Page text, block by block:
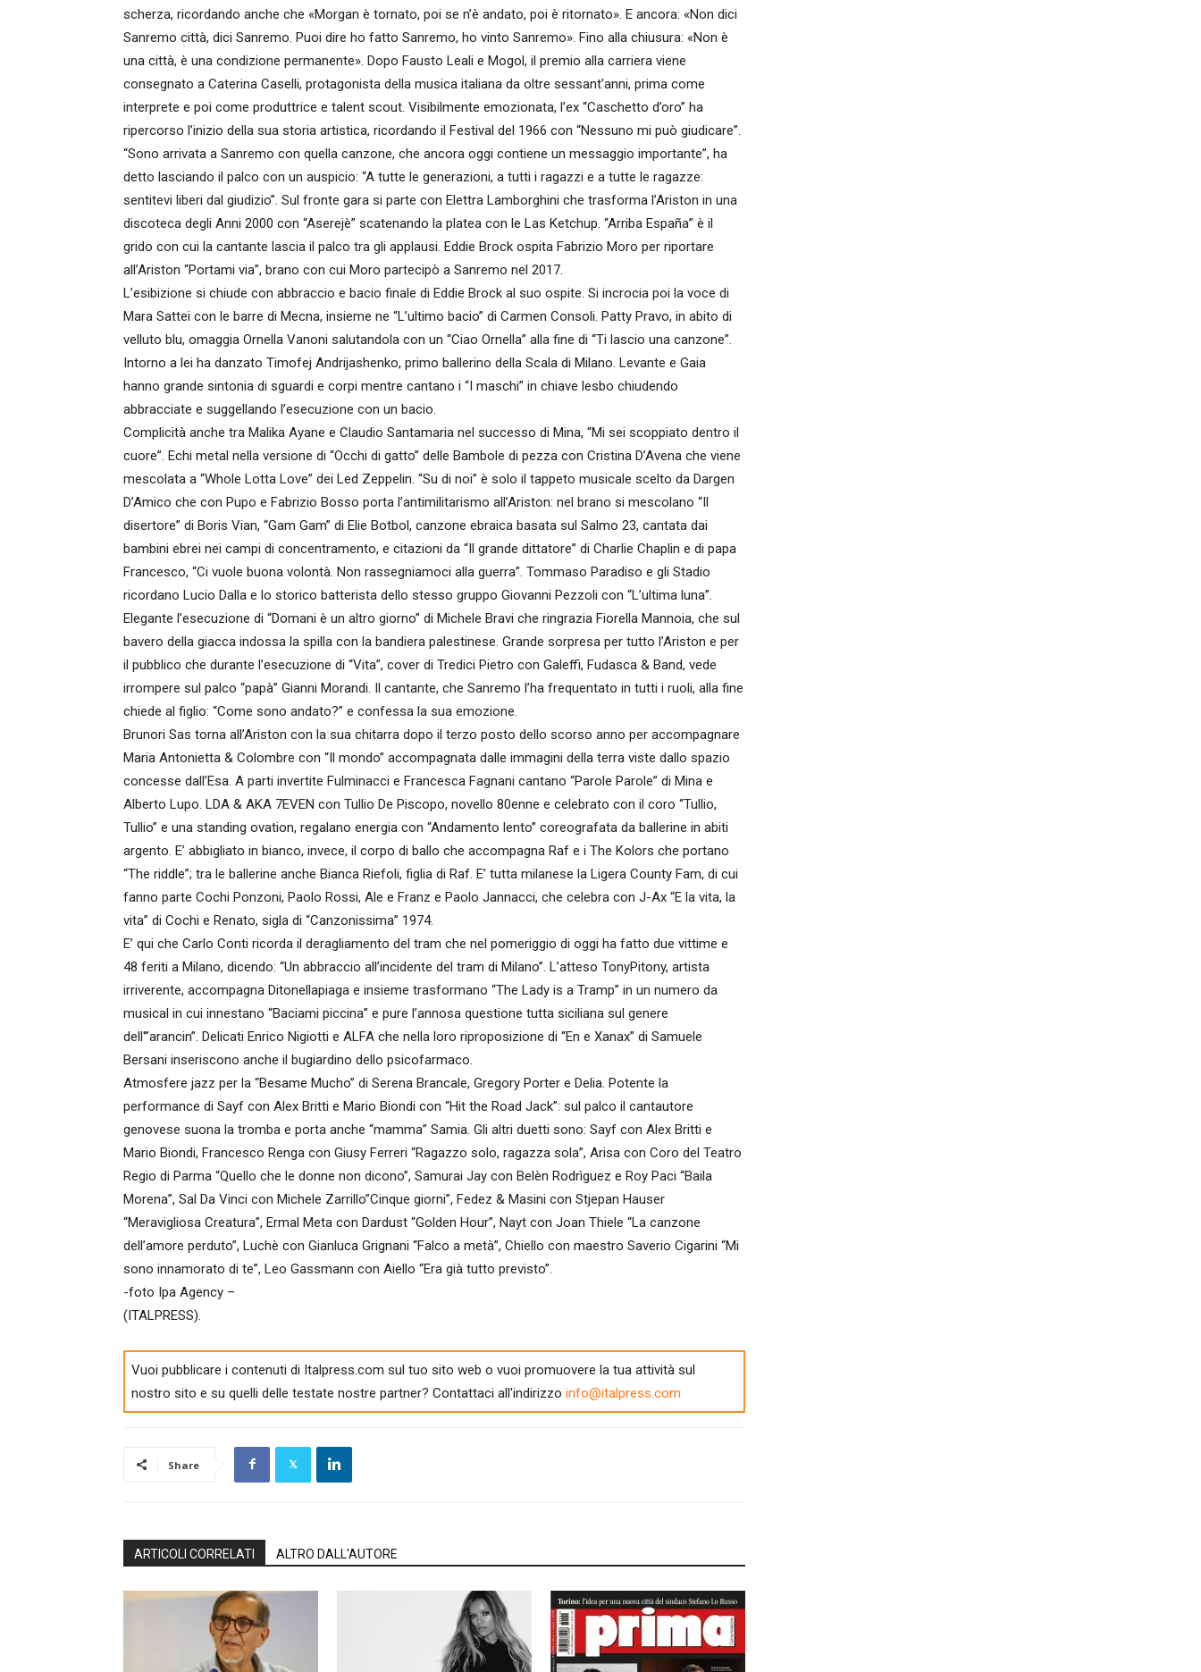
scherza, ricordando anche che «Morgan è tornato, poi se n’è andato, poi è ritornato». E ancora: «Non dici
Sanremo città, dici Sanremo. Puoi dire ho fatto Sanremo, ho vinto Sanremo». Fino alla chiusura: «Non è
una città, è una condizione permanente». Dopo Fausto Leali e Mogol, il premio alla carriera viene
consegnato a Caterina Caselli, protagonista della musica italiana da oltre sessant’anni, prima come
interprete e poi come produttrice e talent scout. Visibilmente emozionata, l’ex “Caschetto d’oro” ha
ripercorso l’inizio della sua storia artistica, ricordando il Festival del 1966 con “Nessuno mi può giudicare”.
“Sono arrivata a Sanremo con quella canzone, che ancora oggi contiene un messaggio importante”, ha
detto lasciando il palco con un auspicio: “A tutte le generazioni, a tutti i ragazzi e a tutte le ragazze:
sentitevi liberi dal giudizio”. Sul fronte gara si parte con Elettra Lamborghini che trasforma l’Ariston in una
discoteca degli Anni 2000 con “Aserejè” scatenando la platea con le Las Ketchup. “Arriba España” è il
grido con cui la cantante lascia il palco tra gli applausi. Eddie Brock ospita Fabrizio Moro per riportare
all’Ariston “Portami via”, brano con cui Moro partecipò a Sanremo nel 2017.
L’esibizione si chiude con abbraccio e bacio finale di Eddie Brock al suo ospite. Si incrocia poi la voce di
Mara Sattei con le barre di Mecna, insieme ne “L’ultimo bacio” di Carmen Consoli. Patty Pravo, in abito di
velluto blu, omaggia Ornella Vanoni salutandola con un “Ciao Ornella” alla fine di “Ti lascio una canzone”.
Intorno a lei ha danzato Timofej Andrijashenko, primo ballerino della Scala di Milano. Levante e Gaia
hanno grande sintonia di sguardi e corpi mentre cantano i “I maschi” in chiave lesbo chiudendo
abbracciate e suggellando l’esecuzione con un bacio.
Complicità anche tra Malika Ayane e Claudio Santamaria nel successo di Mina, “Mi sei scoppiato dentro il
cuore”. Echi metal nella versione di “Occhi di gatto” delle Bambole di pezza con Cristina D’Avena che viene
mescolata a “Whole Lotta Love” dei Led Zeppelin. “Su di noi” è solo il tappeto musicale scelto da Dargen
D’Amico che con Pupo e Fabrizio Bosso porta l’antimilitarismo all’Ariston: nel brano si mescolano “Il
disertore” di Boris Vian, “Gam Gam” di Elie Botbol, canzone ebraica basata sul Salmo 23, cantata dai
bambini ebrei nei campi di concentramento, e citazioni da “Il grande dittatore” di Charlie Chaplin e di papa
Francesco, “Ci vuole buona volontà. Non rassegniamoci alla guerra”. Tommaso Paradiso e gli Stadio
ricordano Lucio Dalla e lo storico batterista dello stesso gruppo Giovanni Pezzoli con “L’ultima luna”.
Elegante l’esecuzione di “Domani è un altro giorno” di Michele Bravi che ringrazia Fiorella Mannoia, che sul
bavero della giacca indossa la spilla con la bandiera palestinese. Grande sorpresa per tutto l’Ariston e per
il pubblico che durante l’esecuzione di “Vita”, cover di Tredici Pietro con Galeffi, Fudasca & Band, vede
irrompere sul palco “papà” Gianni Morandi. Il cantante, che Sanremo l’ha frequentato in tutti i ruoli, alla fine
chiede al figlio: “Come sono andato?” e confessa la sua emozione.
Brunori Sas torna all’Ariston con la sua chitarra dopo il terzo posto dello scorso anno per accompagnare
Maria Antonietta & Colombre con “Il mondo” accompagnata dalle immagini della terra viste dallo spazio
concesse dall’Esa. A parti invertite Fulminacci e Francesca Fagnani cantano “Parole Parole” di Mina e
Alberto Lupo. LDA & AKA 7EVEN con Tullio De Piscopo, novello 80enne e celebrato con il coro “Tullio,
Tullio” e una standing ovation, regalano energia con “Andamento lento” coreografata da ballerine in abiti
argento. E’ abbigliato in bianco, invece, il corpo di ballo che accompagna Raf e i The Kolors che portano
“The riddle”; tra le ballerine anche Bianca Riefoli, figlia di Raf. E’ tutta milanese la Ligera County Fam, di cui
fanno parte Cochi Ponzoni, Paolo Rossi, Ale e Franz e Paolo Jannacci, che celebra con J-Ax “E la vita, la
vita” di Cochi e Renato, sigla di “Canzonissima” 1974.
E’ qui che Carlo Conti ricorda il deragliamento del tram che nel pomeriggio di oggi ha fatto due vittime e
48 feriti a Milano, dicendo: “Un abbraccio all’incidente del tram di Milano”. L’atteso TonyPitony, artista
irriverente, accompagna Ditonellapiaga e insieme trasformano “The Lady is a Tramp” in un numero da
musical in cui innestano “Baciami piccina” e pure l’annosa questione tutta siciliana sul genere
dell'”arancin”. Delicati Enrico Nigiotti e ALFA che nella loro riproposizione di “En e Xanax” di Samuele
Bersani inseriscono anche il bugiardino dello psicofarmaco.
Atmosfere jazz per la “Besame Mucho” di Serena Brancale, Gregory Porter e Delia. Potente la
performance di Sayf con Alex Britti e Mario Biondi con “Hit the Road Jack”: sul palco il cantautore
genovese suona la tromba e porta anche “mamma” Samia. Gli altri duetti sono: Sayf con Alex Britti e
Mario Biondi, Francesco Renga con Giusy Ferreri “Ragazzo solo, ragazza sola”, Arisa con Coro del Teatro
Regio di Parma “Quello che le donne non dicono”, Samurai Jay con Belèn Rodrìguez e Roy Paci “Baila
Morena”, Sal Da Vinci con Michele Zarrillo”Cinque giorni”, Fedez & Masini con Stjepan Hauser
“Meravigliosa Creatura”, Ermal Meta con Dardust “Golden Hour”, Nayt con Joan Thiele “La canzone
dell’amore perduto”, Luchè con Gianluca Grignani “Falco a metà”, Chiello con maestro Saverio Cigarini “Mi
sono innamorato di te”, Leo Gassmann con Aiello “Era già tutto previsto”.
-foto Ipa Agency –
(ITALPRESS).
Vuoi pubblicare i contenuti di Italpress.com sul tuo sito web o vuoi promuovere la tua attività sul
nostro sito e su quelli delle testate nostre partner? Contattaci all'indirizzo info@italpress.com
Share
ARTICOLI CORRELATI ALTRO DALL'AUTORE